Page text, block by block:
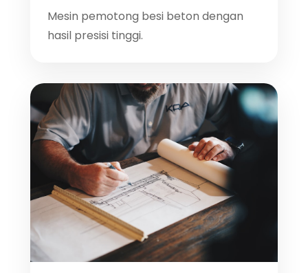
Mesin pemotong besi beton dengan
hasil presisi tinggi.